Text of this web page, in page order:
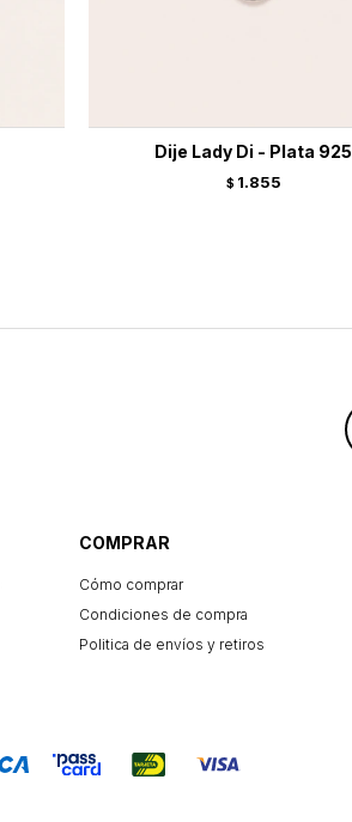
Dije Lady Di - Plata 925
$ 1.855
COMPRAR
Cómo comprar
Condiciones de compra
Politica de envíos y retiros